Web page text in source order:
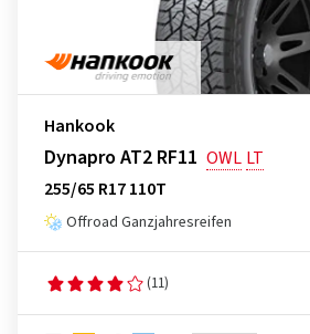
Hankook
Dynapro AT2 RF11 OWL LT
255/65 R17 110T
Offroad Ganzjahresreifen
(11)